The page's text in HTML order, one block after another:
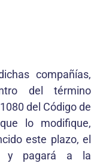
compañías,
del término
del Código de
lo modifique,
este plazo, el
y pagará a la